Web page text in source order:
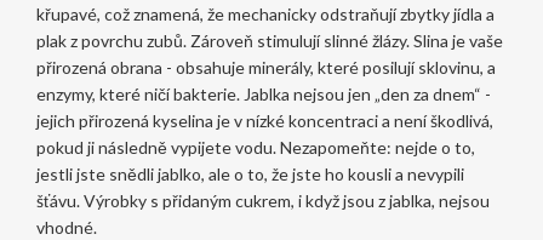
křupavé, což znamená, že mechanicky odstraňují zbytky jídla a
plak z povrchu zubů. Zároveň stimulují slinné žlázy. Slina je vaše
přirozená obrana - obsahuje minerály, které posilují sklovinu, a
enzymy, které ničí bakterie. Jablka nejsou jen „den za dnem“ -
jejich přirozená kyselina je v nízké koncentraci a není škodlivá,
pokud ji následně vypijete vodu. Nezapomeňte: nejde o to,
jestli jste snědli jablko, ale o to, že jste ho kousli a nevypili
šťávu. Výrobky s přidaným cukrem, i když jsou z jablka, nejsou
vhodné.